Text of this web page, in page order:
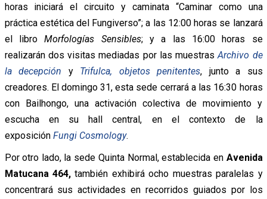
horas iniciará el circuito y caminata “Caminar como una
práctica estética del Fungiverso”; a las 12:00 horas se lanzará
el libroMorfologías Sensibles; y a las 16:00 horas se
realizarán dos visitas mediadas por las muestrasArchivo de
la decepción y Trifulca, objetos penitentes, junto a sus
creadores. El domingo 31, esta sede cerrará a las 16:30 horas
con Bailhongo, una activación colectiva de movimiento y
escucha en su hall central, en el contexto de la
exposición Fungi Cosmology.
Por otro lado, la sede Quinta Normal, establecida en Avenida
Matucana 464,también exhibirá ocho muestras paralelas y
concentrará sus actividades en recorridos guiados por los